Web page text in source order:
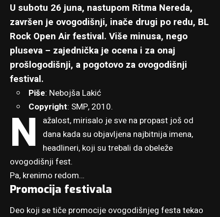
U subotu 26 juna, nastupom Ritma Nereda,
završen je ovogodišnji, inače drugi po redu, BL
Rock Open Air festival. Više minusa, nego
pluseva – zajednička je ocena i za onaj
prošlogodišnji, a pogotovo za ovogodišnji
festival.
Piše: Nebojša Lakić
Copyright: SMP, 2010.
N
ažalost, mirisalo je sve na propast još od
dana kada su objavljena najbitnija imena,
headlineri, koji su trebali da obeleže
ovogodišnji fest.
Pa, krenimo redom…
Promocija festivala
Deo koji se tiče promocije ovogodišnjeg festa tekao